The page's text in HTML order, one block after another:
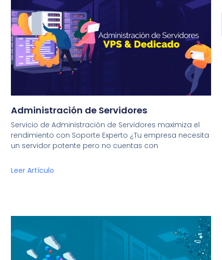
Administración de Servidores
Servicio de Administración de Servidores maximiza el
rendimiento con Soporte Experto ¿Tu empresa necesita
un servidor potente pero no cuentas con
Leer Artículo